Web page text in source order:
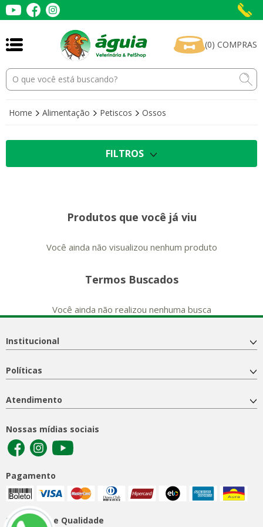
(0) COMPRAS
Home Alimentação Petiscos Ossos
FILTROS
Produtos que você já viu
Você ainda não visualizou nenhum produto
Termos Buscados
Você ainda não realizou nenhuma busca
Institucional
Políticas
Atendimento
Nossas mídias sociais
Pagamento
Segurança e Qualidade